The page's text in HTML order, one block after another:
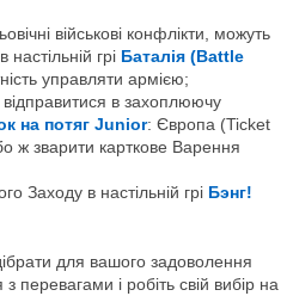
військові конфлікти, можуть
грі Баталія (Battle
управляти армією;
в захоплюючу
на потяг Junior: Європа (Ticket
ж зварити карткове Варення
Заходу в настільній грі Бэнг!
для вашого задоволення
перевагами і робіть свій вибір на